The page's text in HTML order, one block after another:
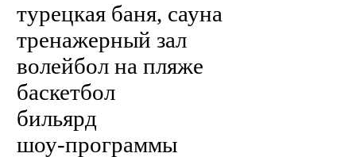
турецкая баня, сауна
тренажерный зал
волейбол на пляже
баскетбол
бильярд
шоу-программы